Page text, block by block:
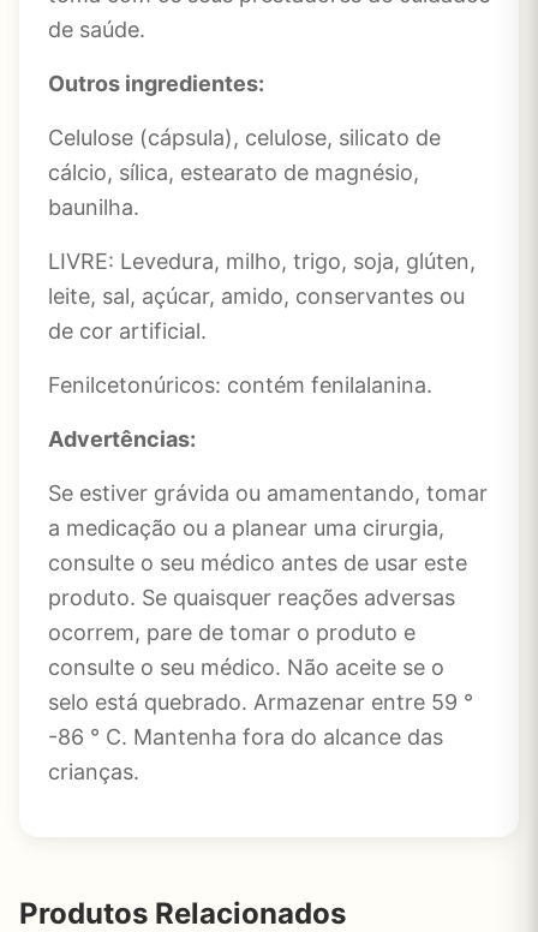
de saúde.
Outros ingredientes:
Celulose (cápsula), celulose, silicato de
cálcio, sílica, estearato de magnésio,
baunilha.
LIVRE: Levedura, milho, trigo, soja, glúten,
leite, sal, açúcar, amido, conservantes ou
de cor artificial.
Fenilcetonúricos: contém fenilalanina.
Advertências:
Se estiver grávida ou amamentando, tomar
a medicação ou a planear uma cirurgia,
consulte o seu médico antes de usar este
produto. Se quaisquer reações adversas
ocorrem, pare de tomar o produto e
consulte o seu médico. Não aceite se o
selo está quebrado. Armazenar entre 59 °
-86 ° C. Mantenha fora do alcance das
crianças.
Produtos Relacionados